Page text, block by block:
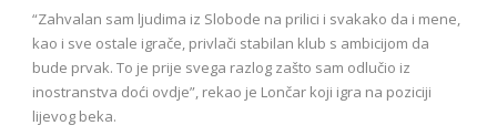
“Zahvalan sam ljudima iz Slobode na prilici i svakako da i mene,
kao i sve ostale igrače, privlači stabilan klub s ambicijom da
bude prvak. To je prije svega razlog zašto sam odlučio iz
inostranstva doći ovdje”, rekao je Lončar koji igra na poziciji
lijevog beka.